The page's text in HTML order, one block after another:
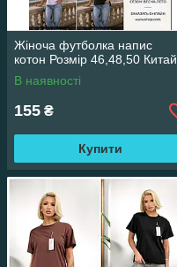
Жіноча футболка напис
котон Розмір 46,48,50 Китай
В наявності
155 ₴
Купити